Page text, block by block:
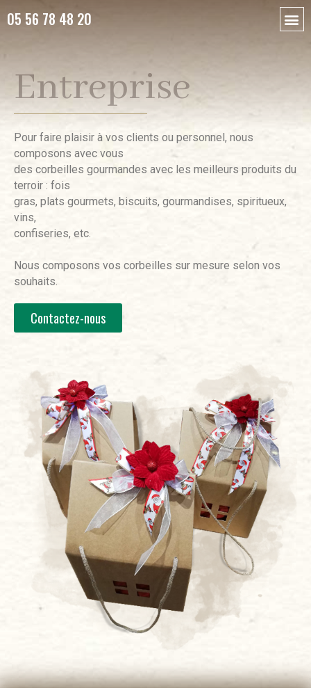
05 56 78 48 20
Entreprise
Pour faire plaisir à vos clients ou personnel, nous
composons avec vous
des corbeilles gourmandes avec les meilleurs produits du
terroir : fois
gras, plats gourmets, biscuits, gourmandises, spiritueux,
vins,
confiseries, etc.
Nous composons vos corbeilles sur mesure selon vos
souhaits.
Contactez-nous